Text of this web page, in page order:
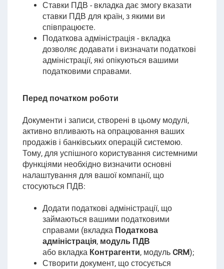
Ставки ПДВ - вкладка дає змогу вказати
ставки ПДВ для країн, з якими ви
співпрацюєте.
Податкова адміністрація - вкладка
дозволяє додавати і визначати податкові
адміністрації, які опікуються вашими
податковими справами.
Перед початком роботи
Документи і записи, створені в цьому модулі,
активно впливають на опрацювання ваших
продажів і банківських операцій системою.
Тому, для успішного користування системними
функціями необхідно визначити основні
налаштування для вашої компанії, що
стосуються ПДВ:
Додати податкові адміністрації, що
займаються вашими податковими
справами (вкладкаПодаткова
адміністрація, модуль ПДВ
або вкладкаКонтрагенти, модуль CRM);
Створити документ, що стосується